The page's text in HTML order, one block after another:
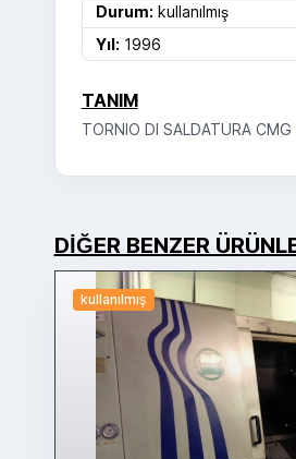
Durum: kullanılmış
Yıl: 1996
TANIM
TORNIO DI SALDATURA
DIĞER BENZER
kullanılmış